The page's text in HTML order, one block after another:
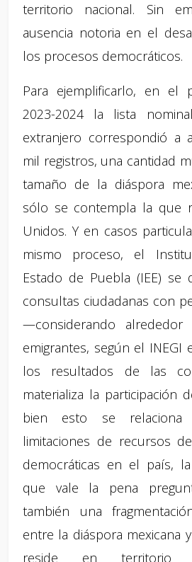
territorio nacional. Sin
ausencia notoria en el
los procesos democráticos.
Para ejemplificarlo, en el
2023-2024 la lista
extranjero correspondió a
mil registros, una cantidad
tamaño de la diáspora
sólo se contempla la que
Unidos. Y en casos
mismo proceso, el
Estado de Puebla (IEE) se
consultas ciudadanas con
—considerando
emigrantes, según el
los resultados de las
materializa la participación
bien esto se
limitaciones de recursos
democráticas en el país,
que vale la pena
también una
entre la diáspora mexicana
reside en territorio